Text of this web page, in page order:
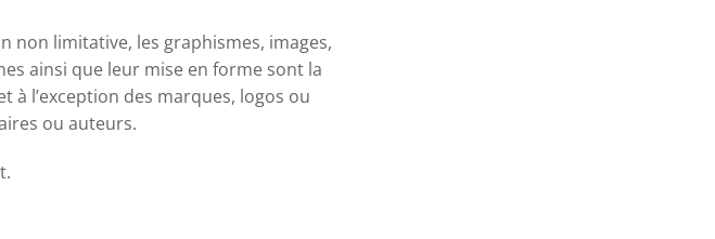
non limitative, les graphismes, images,
ainsi que leur mise en forme sont la
l’exception des marques, logos ou
ou auteurs.